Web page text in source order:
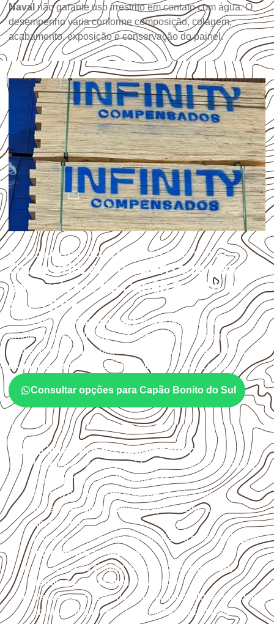
Naval não garante uso irrestrito em contato com água. O
desempenho varia conforme composição, colagem,
acabamento, exposição e conservação do painel.
APLICAÇÕES DO COMPENSADO NAVAL
Onde utilizar Compensado Naval
em projetos de Capão Bonito do
Sul – RS?
A utilização do Compensado Navaldepende do
ambiente, da finalidade e da especificação do projeto.
Antes da cotação, verifique a
espessura, o formato, a
exposição e o acabamento
previstos para a chapa.
Consultar opções para Capão Bonito do Sul
O que interfere no desempenho
Escolha a medida considerando aplicação, apoios,
montagem e especificação técnica.
Organize o plano de corte de acordo com as
dimensões disponíveis e o aproveitamento
necessário.
Proteja cortes, furos e extremidades com aselagem
indicada para o projeto.
Armazene as chapas em local coberto, seco,
ventilado e com apoio nivelado.
Valide com o responsável técnico qualquer uso que
envolva carga, exposição intensa ou requisitos